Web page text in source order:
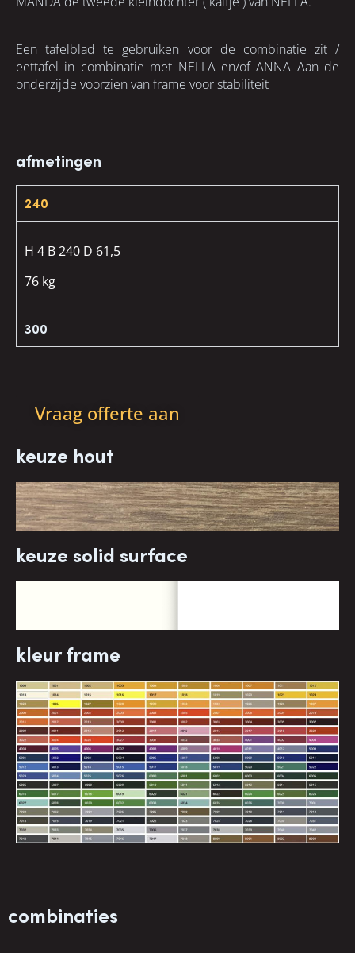
Een tafelblad te gebruiken voor de combinatie zit /
eettafel in combinatie met NELLA en/of ANNA Aan de
onderzijde voorzien van frame voor stabiliteit
afmetingen
240
H 4 B 240 D 61,5
76 kg
300
Vraag offerte aan
keuze hout
keuze solid surface
kleur frame
combinaties